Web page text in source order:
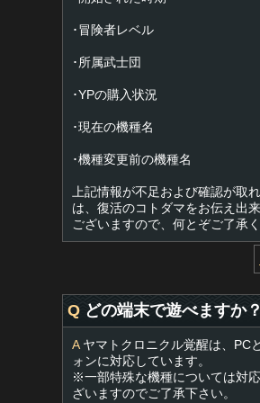
･冒険者レベル
･所属武士団
･YPの購入状況
･現在の機種名
･機種変更前の機種名
上記情報が不足および確認が取
は、復活のコトダマをお伝え出
ございますので、何とぞご了承く
Q どの端末で遊べますか？
Aヤマトクロニクル覚醒は、PC
ォンに対応しています。
※一部特殊な機種については対
ざいますのでご了承下さい。